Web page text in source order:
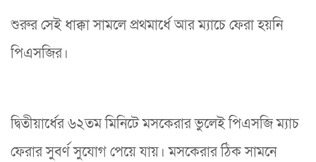
শুরুর সেই ধাক্কা সামলে প্রথমার্ধে আর ম্যাচে ফেরা হয়নি
পিএসজির।
দ্বিতীয়ার্ধের ৬২তম মিনিটে মসকেরার ভুলেই পিএসজি ম্যাচ
ফেরার সুবর্ণ সুযোগ পেয়ে যায়। মসকেরার ঠিক সামনে